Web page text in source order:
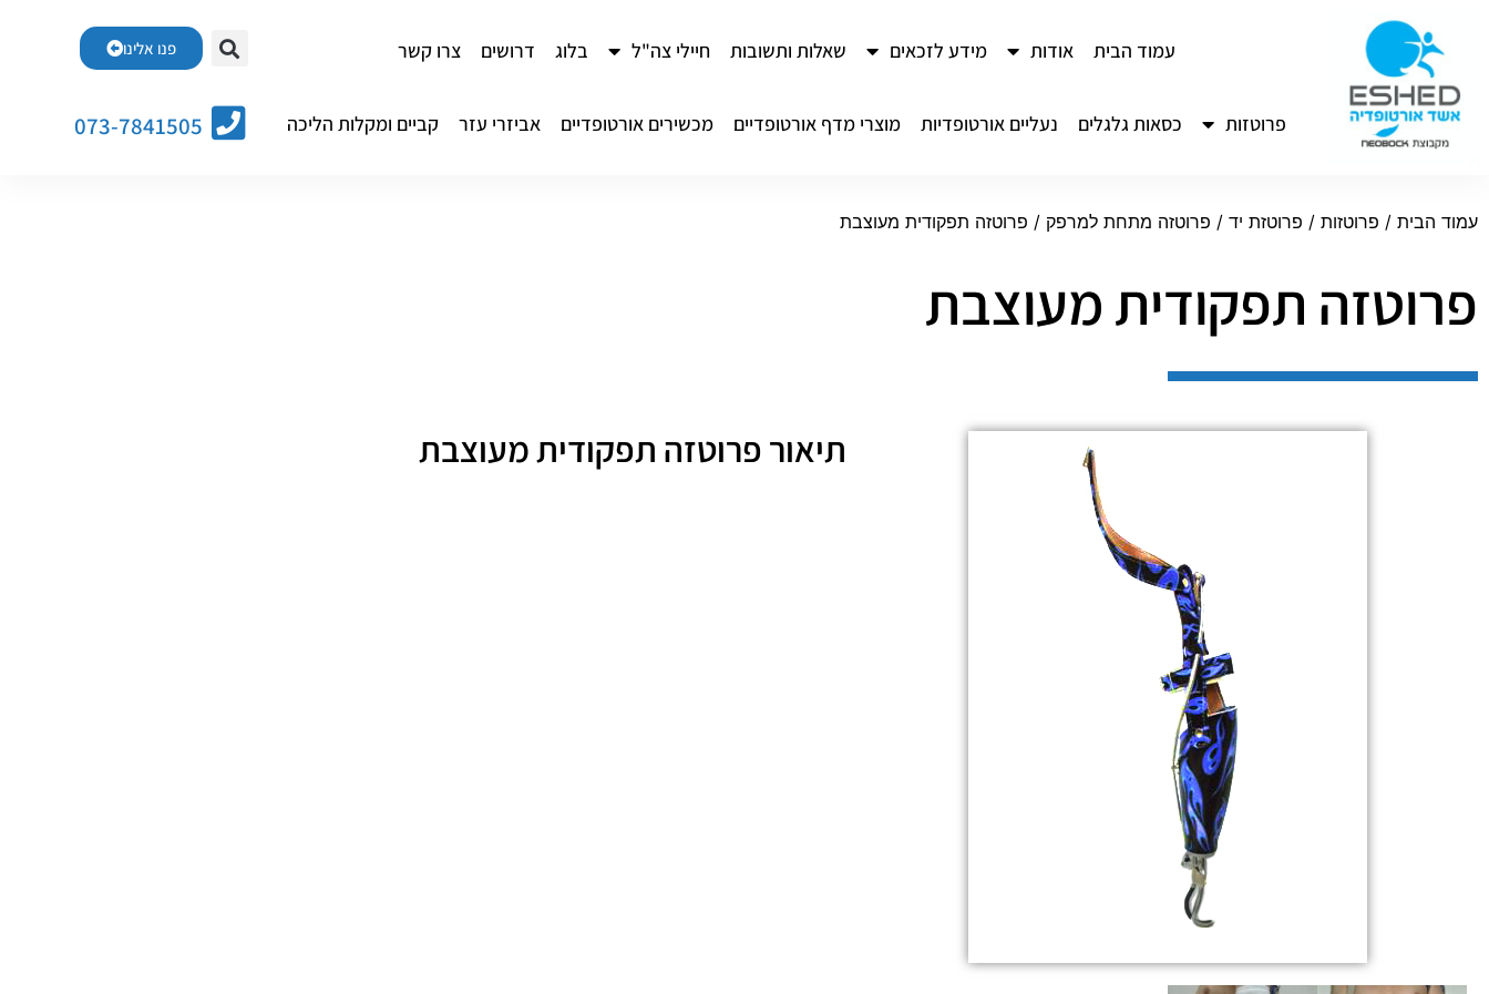
עמוד הבית אודות מידע לזכאים שאלות ותשובות חיילי צה"ל בלוג דרושים צרו קשר
פרוטזות כסאות גלגלים נעליים אורטופדיות מוצרי מדף אורטופדיים מכשירים אורטופדיים אביזרי עזר קביים ומקלות הליכה
פנו אלינו
073-7841505
עמוד הבית / פרוטזות / פרוטזת יד / פרוטזה מתחת למרפק / פרוטזה תפקודית מעוצבת
פרוטזה תפקודית מעוצבת
תיאור פרוטזה תפקודית מעוצבת